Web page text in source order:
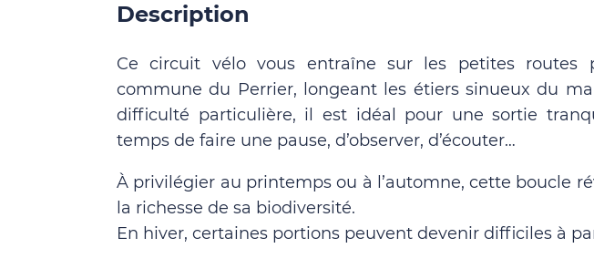
Description
Ce circuit vélo vous entraîne sur les petites routes
commune du Perrier, longeant les étiers sinueux du
difficulté particulière, il est idéal pour une sortie
temps de faire une pause, d’observer, d’écouter…
À privilégier au printemps ou à l’automne, cette boucle
la richesse de sa biodiversité.
En hiver, certaines portions peuvent devenir difficiles à